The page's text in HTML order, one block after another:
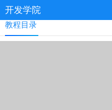
开发学院
教程目录